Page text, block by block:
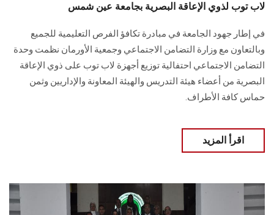
لاب توب لذوي الإعاقة البصرية بجامعة عين شمس
في إطار جهود الجامعة في مبادرة تكافؤ الفرص التعليمية للجميع
وبالتعاون مع وزارة التضامن الاجتماعي وجمعية الأورمان نظمت وحدة
التضامن الاجتماعي احتفالية توزيع أجهزة لاب توب على ذوي الإعاقة
البصرية من أعضاء هيئة التدريس والهيئة المعاونة والإداريين وثمن
حماس كافة الأطراف.
اقرأ المزيد